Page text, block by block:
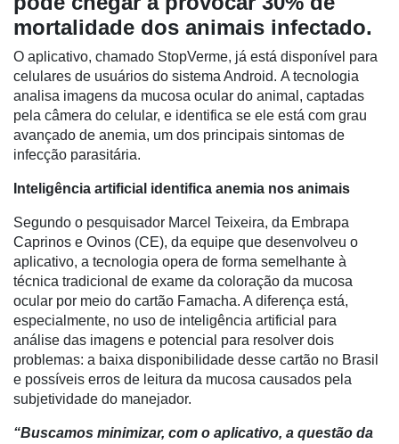
Cadastre-
se
Minha
Notícias
Destaque
Mercado
Troca
de
Cadeira
Artigos
mortalidade dos animais infectado.
O aplicativo, chamado StopVerme, já está disponível para
celulares de usuários do sistema Android. A tecnologia
analisa imagens da mucosa ocular do animal, captadas
pela câmera do celular, e identifica se ele está com grau
avançado de anemia, um dos principais sintomas de
infecção parasitária.
Inteligência artificial identifica anemia nos animais
Segundo o pesquisador Marcel Teixeira, da Embrapa
Caprinos e Ovinos (CE), da equipe que desenvolveu o
aplicativo, a tecnologia opera de forma semelhante à
técnica tradicional de exame da coloração da mucosa
ocular por meio do cartão Famacha. A diferença está,
especialmente, no uso de inteligência artificial para
análise das imagens e potencial para resolver dois
problemas: a baixa disponibilidade desse cartão no Brasil
e possíveis erros de leitura da mucosa causados pela
subjetividade do manejador.
“Buscamos minimizar, com o aplicativo, a questão da